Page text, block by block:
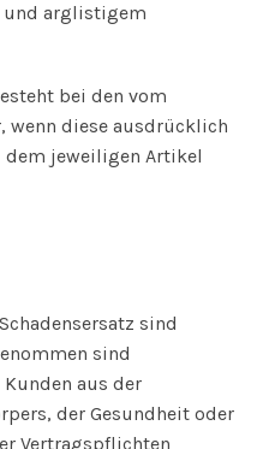
und arglistigem
bei den vom
wenn diese ausdrücklich
jeweiligen Artikel
sind
sind
aus der
der Gesundheit oder
Vertragspflichten